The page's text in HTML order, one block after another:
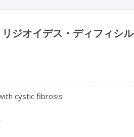
ジオイデス・ディフィシル
cystic fibrosis